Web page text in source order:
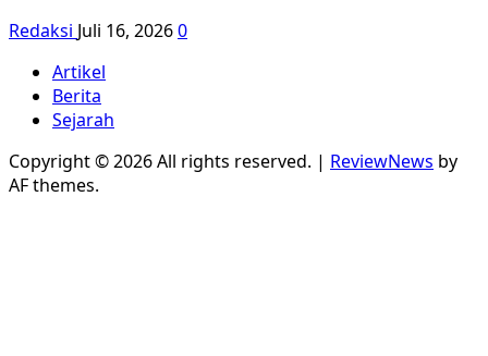
Redaksi Juli 16, 20260
Artikel
Berita
Sejarah
Copyright © 2026 All rights reserved. | ReviewNews by
AF themes.